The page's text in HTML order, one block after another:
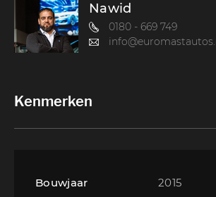
Nawid
0180 - 669 749
Kenmerken
Bouwjaar 2015